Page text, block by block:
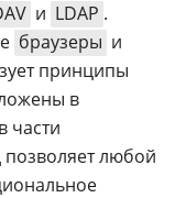
и LDAP .
браузеры и
принципы
в
части
позволяет любой